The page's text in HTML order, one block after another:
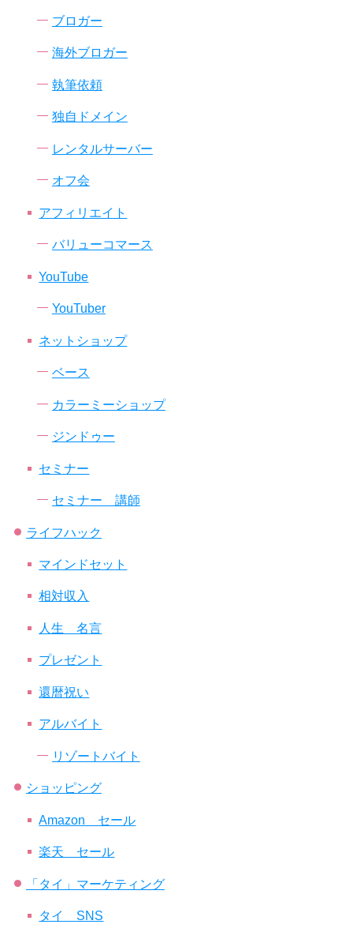
ブロガー
海外ブロガー
執筆依頼
独自ドメイン
レンタルサーバー
オフ会
アフィリエイト
バリューコマース
YouTube
YouTuber
ネットショップ
ベース
カラーミーショップ
ジンドゥー
セミナー
セミナー 講師
ライフハック
マインドセット
相対収入
人生 名言
プレゼント
還暦祝い
アルバイト
リゾートバイト
ショッピング
Amazon セール
楽天 セール
「タイ」マーケティング
タイ SNS